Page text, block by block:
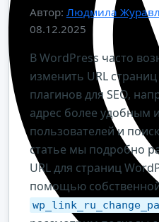
Автор: Людмила
08.12.2025
В WordPress часто
изменить URL
плагинов для SEO,
адрес более удобным
пользователей и
статье мы подробно
URL для страниц
помощью